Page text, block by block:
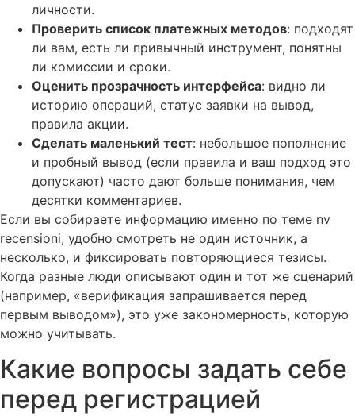
личности.
Проверить список платежных методов: подходят
ли вам, есть ли привычный инструмент, понятны
ли комиссии и сроки.
Оценить прозрачность интерфейса: видно ли
историю операций, статус заявки на вывод,
правила акции.
Сделать маленький тест: небольшое пополнение
и пробный вывод (если правила и ваш подход это
допускают) часто дают больше понимания, чем
десятки комментариев.
Если вы собираете информацию именно по теме nv
recensioni, удобно смотреть не один источник, а
несколько, и фиксировать повторяющиеся тезисы.
Когда разные люди описывают один и тот же сценарий
(например, «верификация запрашивается перед
первым выводом»), это уже закономерность, которую
можно учитывать.
Какие вопросы задать себе
перед регистрацией